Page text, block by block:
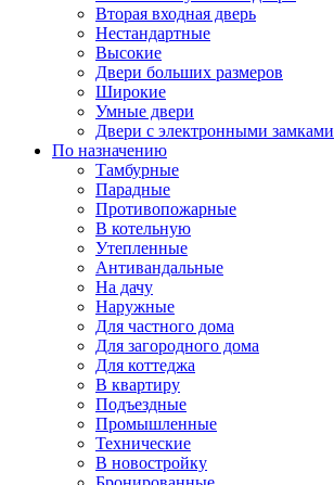
Вторая входная дверь
Нестандартные
Высокие
Двери больших размеров
Широкие
Умные двери
Двери с электронными замками
По назначению
Тамбурные
Парадные
Противопожарные
В котельную
Утепленные
Антивандальные
На дачу
Наружные
Для частного дома
Для загородного дома
Для коттеджа
В квартиру
Подъездные
Промышленные
Технические
В новостройку